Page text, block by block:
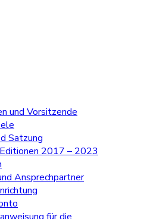
und Vorsitzende
Satzung
2017 – 2023
Ansprechpartner